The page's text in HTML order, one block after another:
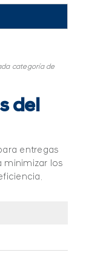
categoría de
del
entregas
minimizar los